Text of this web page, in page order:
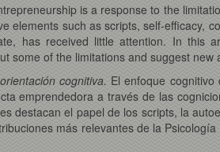
is a response to the
elements such as scripts, self-efficacy,
has received little attention. In this
some of the limitations and suggest new
cognitiva. El enfoque
emprendedora a través de las
destacan el papel de los scripts, la
más relevantes de la